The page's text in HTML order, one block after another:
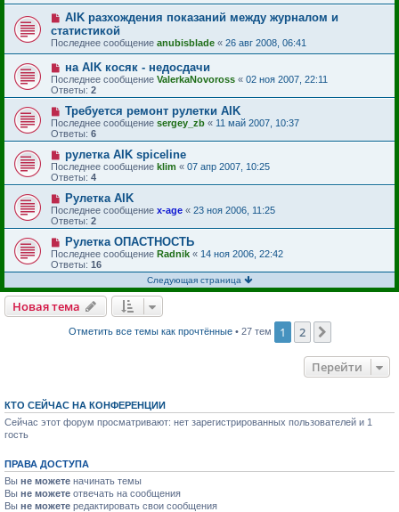
AIK разхождения показаний между журналом и
статистикой
Последнее сообщение anubisblade « 26 авг 2008, 06:41
на AIK косяк - недосдачи
Последнее сообщение ValerkaNovoross « 02 ноя 2007, 22:11
Ответы: 2
Требуется ремонт рулетки AIK
Последнее сообщение sergey_zb « 11 май 2007, 10:37
Ответы: 6
рулетка AIK spiceline
Последнее сообщение klim « 07 апр 2007, 10:25
Ответы: 4
Рулетка AIK
Последнее сообщение x-age « 23 ноя 2006, 11:25
Ответы: 2
Рулетка ОПАСТНОСТЬ
Последнее сообщение Radnik « 14 ноя 2006, 22:42
Ответы: 16
Следующая страница
Новая тема
Отметить все темы как прочтённые• 27 тем 1 2
Перейти
КТО СЕЙЧАС НА КОНФЕРЕНЦИИ
Сейчас этот форум просматривают: нет зарегистрированных пользователей и 1
гость
ПРАВА ДОСТУПА
Вы не можете начинать темы
Вы не можете отвечать на сообщения
Вы не можете редактировать свои сообщения